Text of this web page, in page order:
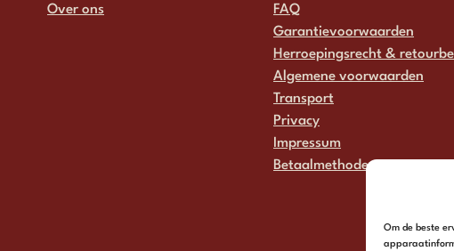
Om de beste
Over ons
FAQ
Garantievoorwaarden
Herroepingsrecht &
Algemene voorwaarden
Transport
Privacy
Impressum
Betaalmethodes